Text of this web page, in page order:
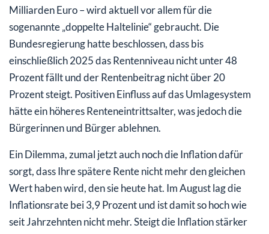
Milliarden Euro – wird aktuell vor allem für die
sogenannte „doppelte Haltelinie“ gebraucht. Die
Bundesregierung hatte beschlossen, dass bis
einschließlich 2025 das Rentenniveau nicht unter 48
Prozent fällt und der Rentenbeitrag nicht über 20
Prozent steigt. Positiven Einfluss auf das Umlagesystem
hätte ein höheres Renteneintrittsalter, was jedoch die
Bürgerinnen und Bürger ablehnen.
Ein Dilemma, zumal jetzt auch noch die Inflation dafür
sorgt, dass Ihre spätere Rente nicht mehr den gleichen
Wert haben wird, den sie heute hat. Im August lag die
Inflationsrate bei 3,9 Prozent und ist damit so hoch wie
seit Jahrzehnten nicht mehr. Steigt die Inflation stärker